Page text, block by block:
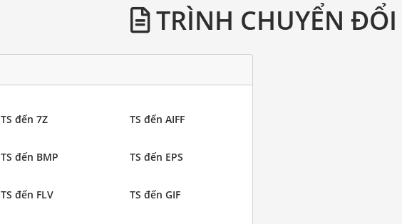
TRÌNH CHUYỂN ĐỔI
TS đến 7Z TS đến AIFF
TS đến BMP TS đến EPS
TS đến FLV TS đến GIF